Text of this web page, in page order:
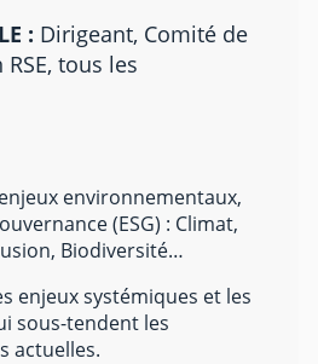
: Dirigeant, Comité de
tous les
environnementaux,
(ESG) : Climat,
Biodiversité…
enjeux systémiques et les
sous-tendent les
actuelles.